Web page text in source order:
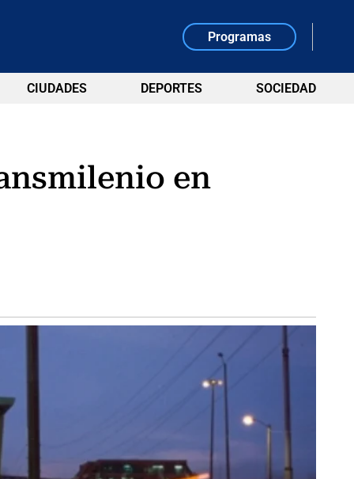
Programas
CIUDADES DEPORTES SOCIEDAD
en